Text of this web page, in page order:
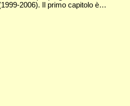
2006). Il primo capitolo è…